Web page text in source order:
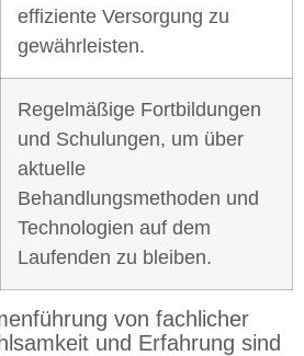
effiziente Versorgung zu
gewährleisten.
Regelmäßige Fortbildungen
und Schulungen, um über
aktuelle
Behandlungsmethoden und
Technologien auf dem
Laufenden zu bleiben.
von fachlicher
und Erfahrung sind